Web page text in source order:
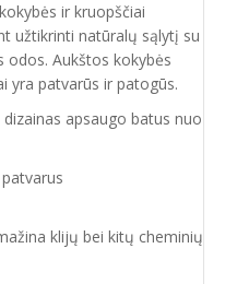
ir kruopščiai
užtikrinti natūralų sąlytį su
Aukštos kokybės
yra patvarūs ir patogūs.
apsaugo batus nuo
klijų bei kitų cheminių